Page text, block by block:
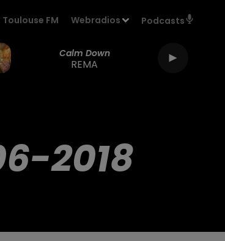
Toulouse FM Webradios Podcasts
Calm Down
REMA
2018